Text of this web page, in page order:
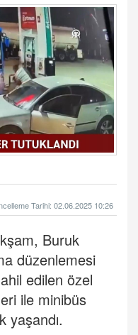
Tarihi: 02.06.2025 10:26
Buruk
düzenlemesi
edilen özel
ile minibüs
yaşandı.